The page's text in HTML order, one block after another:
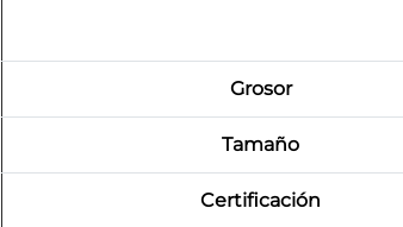
Grosor
Tamaño
Certificación